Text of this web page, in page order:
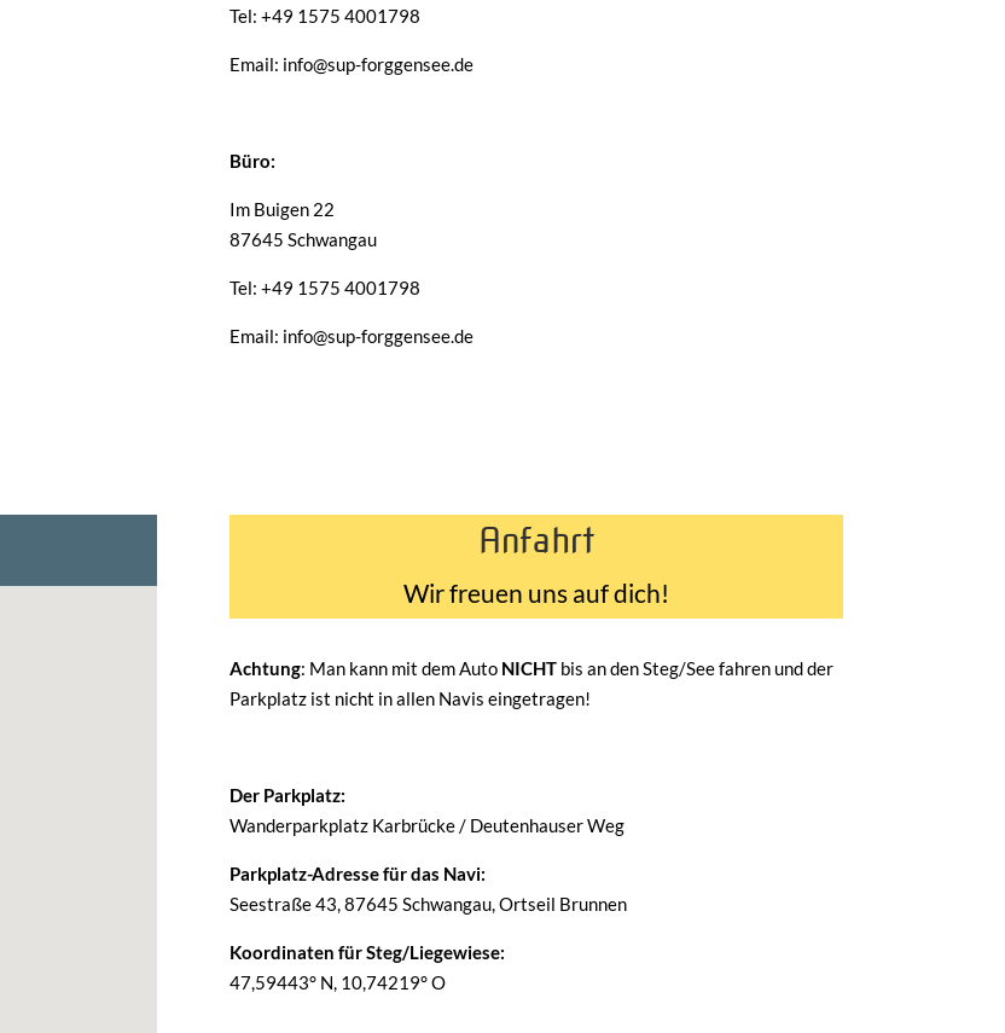
Tel: +49 1575 4001798
Email: info@sup-forggensee.de
Büro:
Im Buigen 22
87645 Schwangau
Tel: +49 1575 4001798
Email: info@sup-forggensee.de
Anfahrt
Wir freuen uns auf dich!
Achtung: Man kann mit dem Auto NICHT bis an den Steg/See fahren und der
Parkplatz ist nicht in allen Navis eingetragen!
Der Parkplatz:
Wanderparkplatz Karbrücke / Deutenhauser Weg
Parkplatz-Adresse für das Navi:
Seestraße 43, 87645 Schwangau, Ortseil Brunnen
Koordinaten für Steg/Liegewiese:
47,59443° N, 10,74219° O